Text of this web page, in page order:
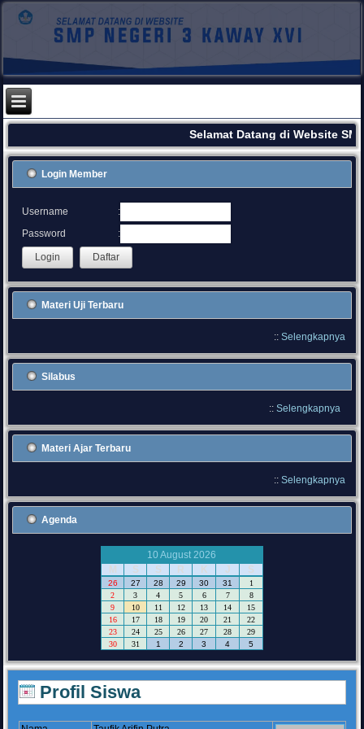
Selamat Datang di Website
Login Member
Username
:
Password
:
Materi Uji Terbaru
:: Selengkapnya
Silabus
:: Selengkapnya
Materi Ajar Terbaru
:: Selengkapnya
Agenda
10 August 2026
M
S S R K J S
26 27 28 29 30 31
1
2
3 4 5 6 7
8
9
10 11 12 13 14
15
16
17 18 19 20 21
22
23
24 25 26 27 28
29
30
31 1 2 3 4 5
Profil Siswa